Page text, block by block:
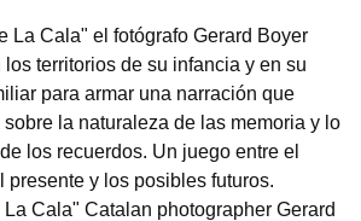
La Cala" el fotógrafo Gerard Boyer
los territorios de su infancia y en su
para armar una narración que
sobre la naturaleza de las memoria y lo
los recuerdos. Un juego entre el
presente y los posibles futuros.
La Cala" Catalan photographer Gerard